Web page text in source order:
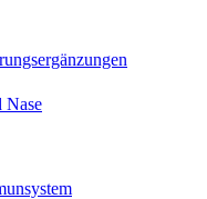
Nase